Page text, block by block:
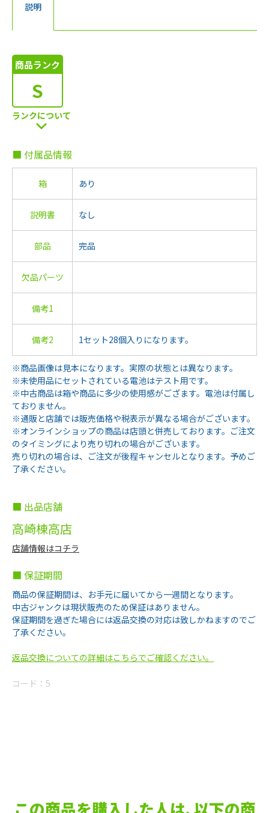
説明
商品ランク
S
ランクについて
■ 付属品情報
箱 あり
説明書 なし
部品 完品
欠品パーツ
備考1
備考2 1セット28個入りになります。
※商品画像は見本になります。実際の状態とは異なります。
※未使用品にセットされている電池はテスト用です。
※中古商品は箱や商品に多少の使用感がござます。電池は付属し
ておりません。
※通販と店舗では販売価格や税表示が異なる場合がございます。
※オンラインショップの商品は店頭と併売しております。ご注文
のタイミングにより売り切れの場合がございます。
売り切れの場合は、ご注文が後程キャンセルとなります。予めご
了承ください。
■ 出品店舗
高崎棟高店
店舗情報はコチラ
■ 保証期間
商品の保証期間は、お手元に届いてから一週間となります。
中古ジャンクは現状販売のため保証はありません。
保証期間を過ぎた場合には返品交換の対応は致しかねますのでご
了承ください。
返品交換についての詳細はこちらでご確認ください。
コード： 5
この商品を購入した人は､以下の商